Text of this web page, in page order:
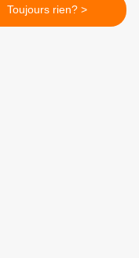
Toujours rien? >